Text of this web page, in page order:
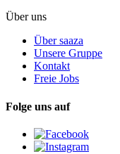
Über uns
Über saaza
Unsere Gruppe
Kontakt
Freie Jobs
Folge uns auf